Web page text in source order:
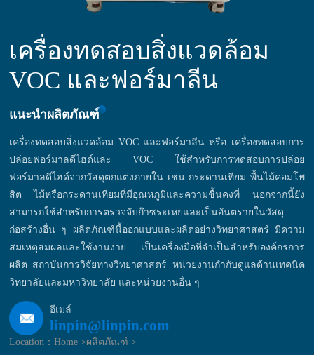
เครื่องทดสอบสิ่งแวดล้อม
VOC และฟอร์มาลีน
แนะนำผลิตภัณฑ์
เครื่องทดสอบสิ่งแวดล้อม VOC และฟอร์มาลีน หรือ เครื่องทดสอบการ
ปล่อยฟอร์มาลดีไฮด์และ VOC ใช้สำหรับการทดสอบการปล่อย
ฟอร์มาลดีไฮด์จากวัสดุตกแต่งภายใน เช่น กระดานเทียม พื้นไม้คอมโพ
สิต ไม้หรือกระดานเทียมที่มีอุณหภูมิและความชื้นคงที่ นอกจากนี้ยัง
สามารถใช้สำหรับการตรวจจับก๊าซระเหยและเป็นอันตรายในวัสดุ
ก่อสร้างอื่น ๆ ผลิตภัณฑ์นี้ออกแบบและผลิตอย่างวิทยาศาสตร์ มีความ
สมเหตุสมผลและใช้งานง่าย เป็นเครื่องมือที่จำเป็นสำหรับองค์กรการ
ผลิต สถาบันการวิจัยทางวิทยาศาสตร์ หน่วยงานกำกับดูแลด้านเทคนิค
วิทยาลัยและมหาวิทยาลัย และหน่วยงานอื่น ๆ
อีเมล์
linpin@linpin.com
Location：Home >ผลิตภัณฑ์ >